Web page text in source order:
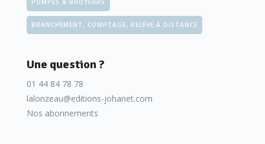
POMPES & BROYEURS
BRANCHEMENT, COMPTAGE, RELÈVE À DISTANCE
Une question ?
01 44 84 78 78
lalonzeau@editions-johanet.com
Nos abonnements